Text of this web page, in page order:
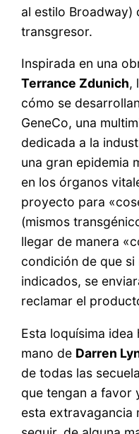
al estilo Broadway)
transgresor.
Inspirada en una
Terrance Zdunich,
cómo se
GeneCo, una
dedicada a la
una gran epidemia
en los órganos
proyecto para
(mismos
llegar de manera
condición de que
indicados, se
reclamar el
Esta loquísima idea
mano de Darren
de todas las
que tengan a favor
esta extravagancia